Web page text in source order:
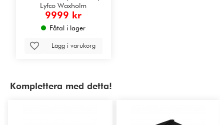
Lyfco Waxholm
9999 kr
Fåtal i lager
Lägg i varukorg
Komplettera med detta!